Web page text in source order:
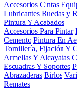
Accesorios Cintas
Lubricantes Ruedas y
Pintura Y Acabados
Accesorios Para Pintar
Cemento Pintura En
Tornillería, Fijación Y
Armellas Y Alcayatas
Escuadras Y Soportes
Abrazaderas Birlos
Remates